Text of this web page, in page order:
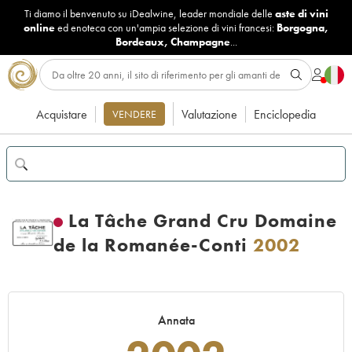
Ti diamo il benvenuto su iDealwine, leader mondiale delle aste di vini
onlineed enoteca con un'ampia selezione di vini francesi: Borgogna,
Bordeaux, Champagne...
Acquistare VENDERE Valutazione Enciclopedia
La Tâche Grand Cru Domaine
de la Romanée-Conti 2002
Annata